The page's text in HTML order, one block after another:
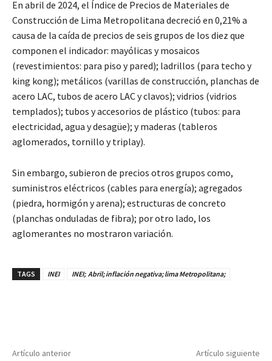
En abril de 2024, el Índice de Precios de Materiales de
Construcción de Lima Metropolitana decreció en 0,21% a
causa de la caída de precios de seis grupos de los diez que
componen el indicador: mayólicas y mosaicos
(revestimientos: para piso y pared); ladrillos (para techo y
king kong); metálicos (varillas de construcción, planchas de
acero LAC, tubos de acero LAC y clavos); vidrios (vidrios
templados); tubos y accesorios de plástico (tubos: para
electricidad, agua y desagüe); y maderas (tableros
aglomerados, tornillo y triplay).
Sin embargo, subieron de precios otros grupos como,
suministros eléctricos (cables para energía); agregados
(piedra, hormigón y arena); estructuras de concreto
(planchas onduladas de fibra); por otro lado, los
aglomerantes no mostraron variación.
TAGS INEI INEI; Abril; inflación negativa; lima Metropolitana;
Artículo anterior Artículo siguiente